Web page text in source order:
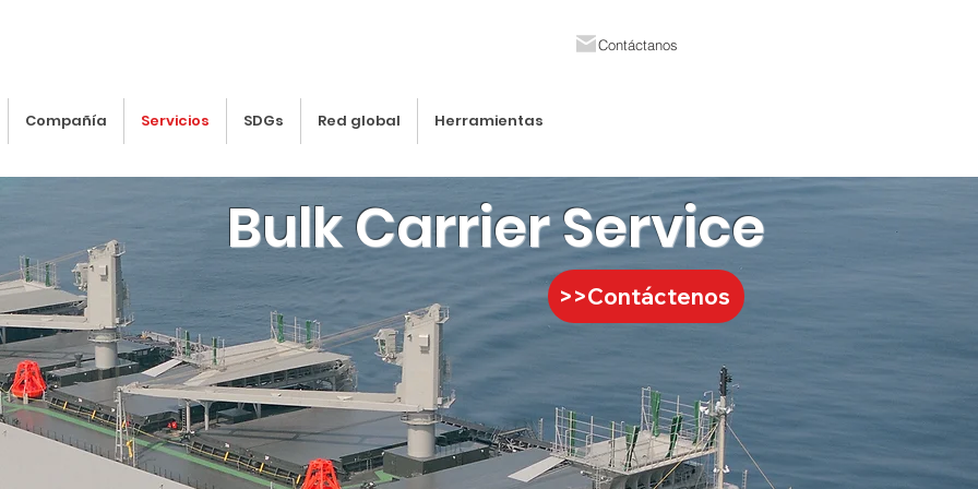
Contáctanos
Compañía Servicios SDGs Red global Herramientas
Bulk Carrier Service
>>Contáctenos